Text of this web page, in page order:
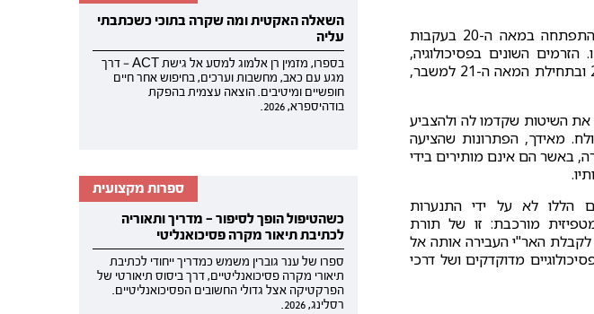
הפסיכולוגיה המערבית, כמדע וכפרקטיקה טיפולית, התפתחה במאה ה-20 בעקבות
הזרמים השונים בפסיכולוגיה,
בפסיכואנליזה ובפסיכיאטריה הגיעו בשלהי המאה ה-20 ובתחילת המאה ה-21 למשבר,
השיטות שקדמו לה ולהצביע
מאידך, הפתרונות שהציעה
באשר הם אינם מותירים בידי
הללו לא על ידי התנערות
מורכבת: זו של תורת
לקבלת האר"י העבירה אותה אל
מדוקדקים ושל דרכי
השאלה האקטית ומה שקרה בתוכי כשכתבתי
עליה
בספרו, מזמין רן אלמוג למסע אל גישת ACT — דרך
מגע עם כאב, מחשבות וערכים, בחיפוש אחר חיים
חופשיים ומיטיבים. הוצאה עצמית בהפקת
בודהיספרא, 2026.
ספרות מקצועית
כשהטיפול הופך לסיפור — מדריך ותאוריה
לכתיבת תיאור מקרה פסיכואנליטי
ספרו של ענר גוברין משמש כמדריך ייחודי לכתיבת
תיאורי מקרה פסיכואנליטיים, דרך ביסוס תיאורטי של
הפרקטיקה אצל גדולי החשובים הפסיכואנליטיים.
רסלינג, 2026.